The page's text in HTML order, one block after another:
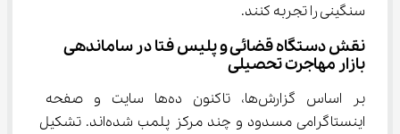
سنگینی را تجربه کنند.
نقش دستگاه قضائی و پلیس فتا در ساماندهی
بازار مهاجرت تحصیلی
بر اساس گزارش‌ها، تاکنون ده‌ها سایت و صفحه
اینستاگرامی مسدود و چند مرکز پلمب شده‌اند. تشکیل